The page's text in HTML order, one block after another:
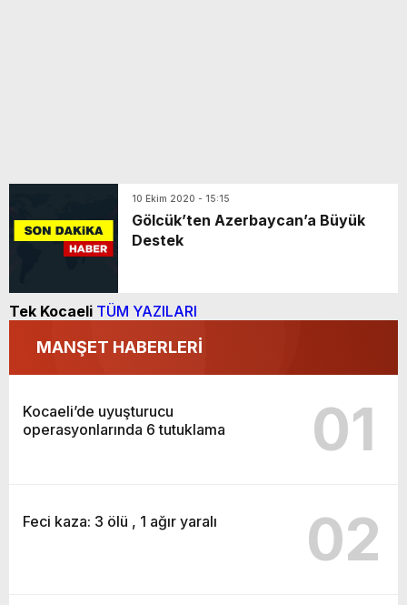
10 Ekim 2020 - 15:15
Gölcük’ten Azerbaycan’a Büyük
Destek
Tek Kocaeli TÜM YAZILARI
MANŞET HABERLERİ
Kocaeli’de uyuşturucu
operasyonlarında 6 tutuklama
01
Feci kaza: 3 ölü , 1 ağır yaralı 02